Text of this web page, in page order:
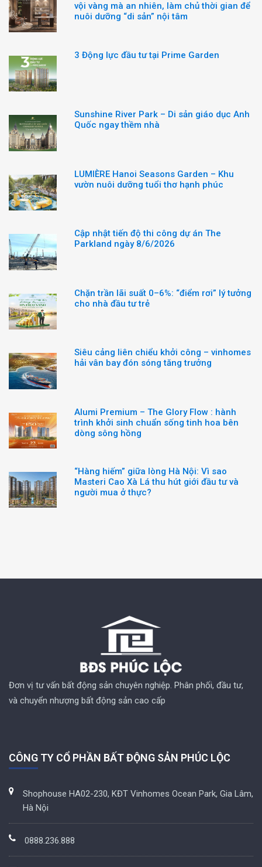
vội vàng mà an nhiên, làm chủ thời gian để
nuôi dưỡng “di sản” nội tâm
3 Động lực đầu tư tại Prime Garden
Sunshine River Park – Di sản giáo dục Anh
Quốc ngay thềm nhà
LUMIÈRE Hanoi Seasons Garden – Khu
vườn nuôi dưỡng tuổi thơ hạnh phúc
Cập nhật tiến độ thi công dự án The
Parkland ngày 8/6/2026
Chặn trần lãi suất 0–6%: “điểm rơi” lý tưởng
cho nhà đầu tư trẻ
Siêu cảng liên chiểu khởi công – vinhomes
hải vân bay đón sóng tăng trưởng
Alumi Premium – The Glory Flow : hành
trình khởi sinh chuẩn sống tinh hoa bên
dòng sông hồng
“Hàng hiếm” giữa lòng Hà Nội: Vì sao
Masteri Cao Xà Lá thu hút giới đầu tư và
người mua ở thực?
Đơn vị tư vấn bất động sản chuyên nghiệp. Phân phối, đầu tư,
và chuyển nhượng bất động sản cao cấp
CÔNG TY CỔ PHẦN BẤT ĐỘNG SẢN PHÚC LỘC
Shophouse HA02-230, KĐT Vinhomes Ocean Park, Gia Lâm,
Hà Nội
0888.236.888